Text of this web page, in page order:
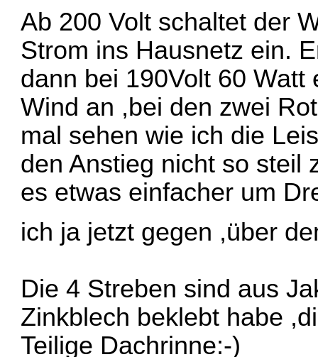
Ab 200 Volt schaltet der
Strom ins Hausnetz ein.
dann bei 190Volt 60
Wind an ,bei den zwei
mal sehen wie ich die
den Anstieg nicht so steil
es etwas einfacher um
ich ja jetzt gegen ,über
Die 4 Streben sind aus
Zinkblech beklebt habe
Teilige Dachrinne:-)